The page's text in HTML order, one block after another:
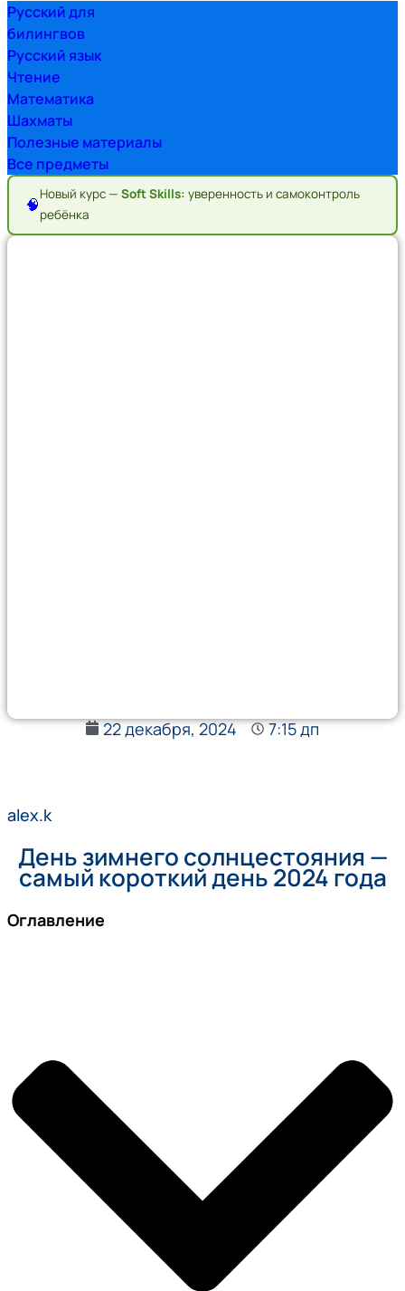
Русский для
билингвов
Русский язык
Чтение
Математика
Шахматы
Полезные материалы
Все предметы
🧠
Новый курс — Soft Skills: уверенность и самоконтроль
ребёнка
22 декабря, 2024 7:15 дп
alex.k
День зимнего солнцестояния —
самый короткий день 2024 года
Оглавление